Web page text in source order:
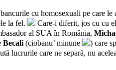
cu homosexuali pe care le
la fel. Care-i diferit, jos cu cu
al SUA în România,
Becali (ciobanu’ minune
) care
lucrurile care ne separă, nu